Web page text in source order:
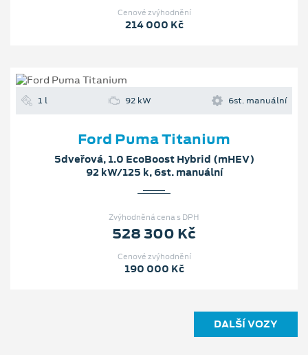
Cenové zvýhodnění
214 000 Kč
1 l 92 kW 6st. manuální
Ford Puma Titanium
5dveřová, 1.0 EcoBoost Hybrid (mHEV)
92 kW/125 k, 6st. manuální
Zvýhodněná cena s DPH
528 300 Kč
Cenové zvýhodnění
190 000 Kč
DALŠÍ VOZY